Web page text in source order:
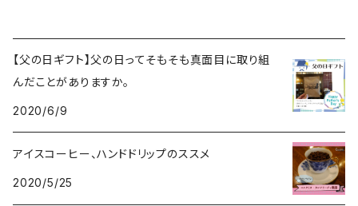
【父の日ギフト】父の日ってそもそも真面目に取り組
んだことがありますか。
2020/6/9
アイスコーヒー、ハンドドリップのススメ
2020/5/25